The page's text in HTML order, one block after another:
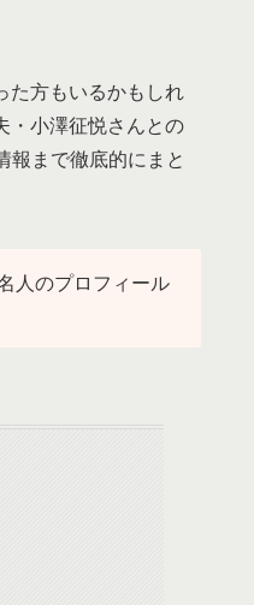
た方もいるかもしれ
・小澤征悦さんとの
報まで徹底的にまと
人のプロフィール